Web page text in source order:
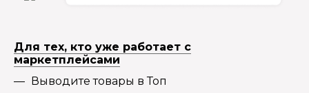
Для тех, кто уже работает с
маркетплейсами
Выводите товары в Топ